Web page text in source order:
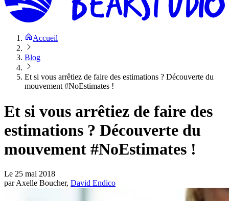
Accueil
Blog
Et si vous arrêtiez de faire des estimations ? Découverte du
mouvement #NoEstimates !
Et si vous arrêtiez de faire des
estimations ? Découverte du
mouvement #NoEstimates !
Le 25 mai 2018
par Axelle Boucher, David Endico